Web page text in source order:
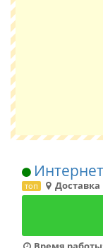
топ Доставка